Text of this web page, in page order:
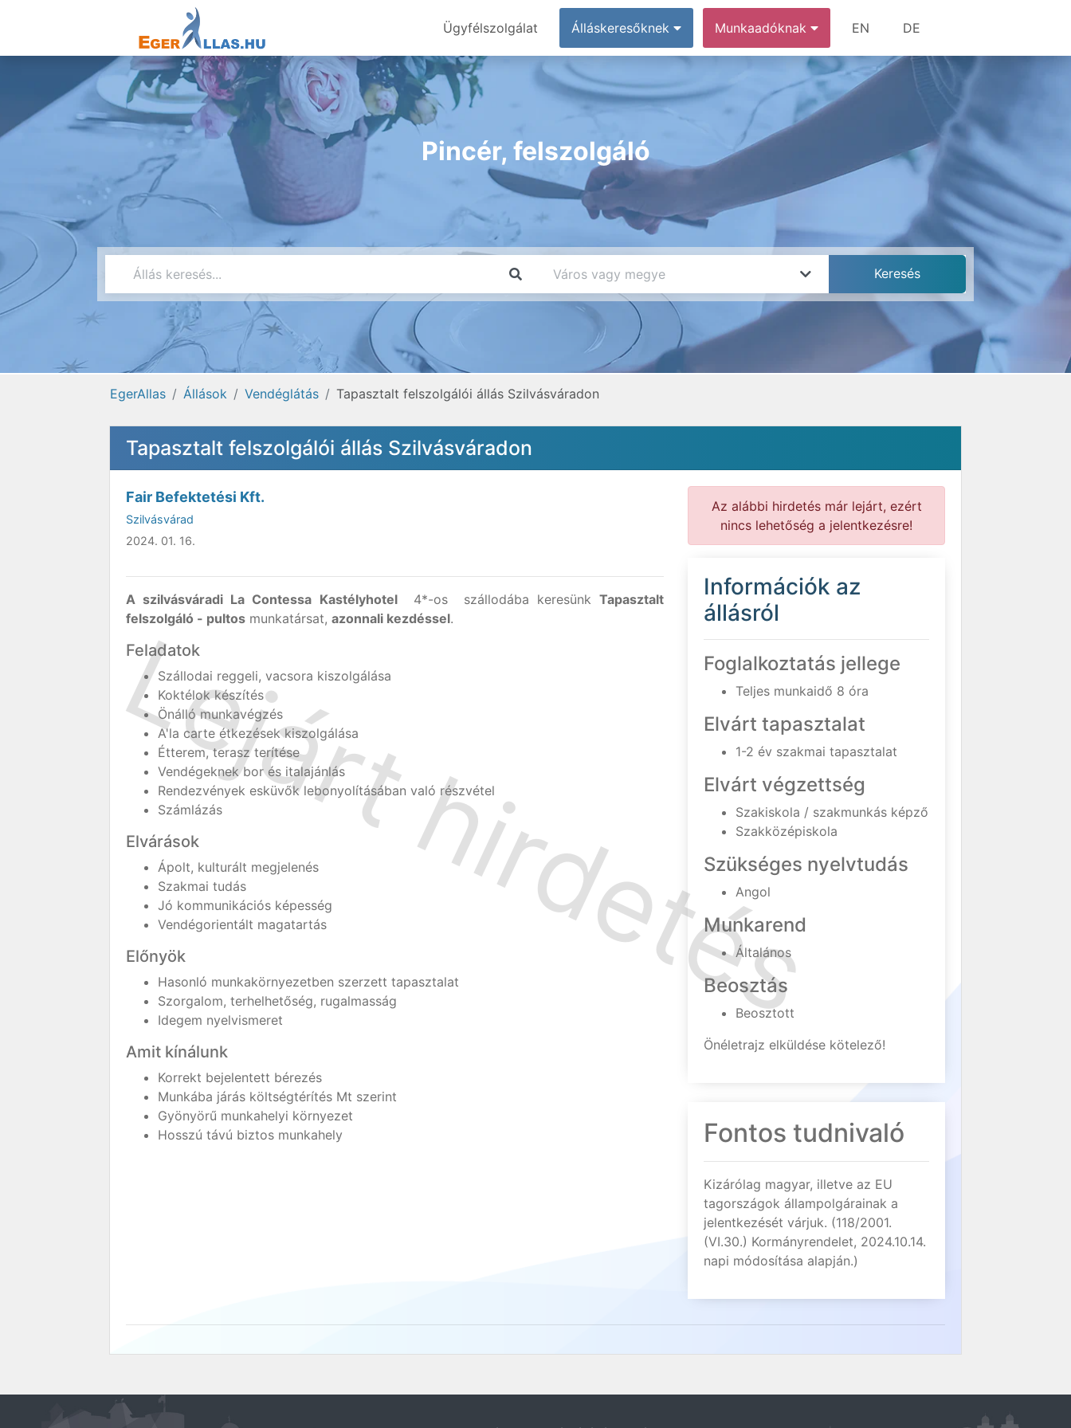
Ügyfélszolgálat Álláskeresőknek Munkaadóknak EN DE
Pincér, felszolgáló
EgerAllas Állások Vendéglátás Tapasztalt felszolgálói állás Szilvásváradon
Tapasztalt felszolgálói állás Szilvásváradon
Fair Befektetési Kft.
Szilvásvárad
2024. 01. 16.
A szilvásváradi La Contessa Kastélyhotel4*-os szállodába keresünkTapasztalt
felszolgáló - pultos munkatársat, azonnali kezdéssel.
Feladatok
Szállodai reggeli, vacsora kiszolgálása
Koktélok készítés
Önálló munkavégzés
A'la carte étkezések kiszolgálása
Étterem, terasz terítése
Vendégeknek bor és italajánlás
Rendezvények esküvők lebonyolításában való részvétel
Számlázás
Elvárások
Ápolt, kulturált megjelenés
Szakmai tudás
Jó kommunikációs képesség
Vendégorientált magatartás
Előnyök
Hasonló munkakörnyezetben szerzett tapasztalat
Szorgalom, terhelhetőség, rugalmasság
Idegem nyelvismeret
Amit kínálunk
Korrekt bejelentett bérezés
Munkába járás költségtérítés Mt szerint
Gyönyörű munkahelyi környezet
Hosszú távú biztos munkahely
Az alábbi hirdetés már lejárt, ezért
nincs lehetőség a jelentkezésre!
Információk az
állásról
Foglalkoztatás jellege
Teljes munkaidő 8 óra
Elvárt tapasztalat
1-2 év szakmai tapasztalat
Elvárt végzettség
Szakiskola / szakmunkás képző
Szakközépiskola
Szükséges nyelvtudás
Angol
Munkarend
Általános
Beosztás
Beosztott
Önéletrajz elküldése kötelező!
Fontos tudnivaló
Kizárólag magyar, illetve az EU
tagországok állampolgárainak a
jelentkezését várjuk. (118/2001.
(VI.30.) Kormányrendelet, 2024.10.14.
napi módosítása alapján.)